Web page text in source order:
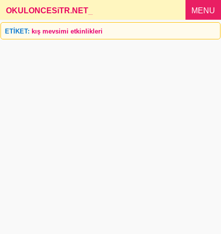
OKULONCESiTR.NET MENU
ETİKET: kış mevsimi etkinlikleri